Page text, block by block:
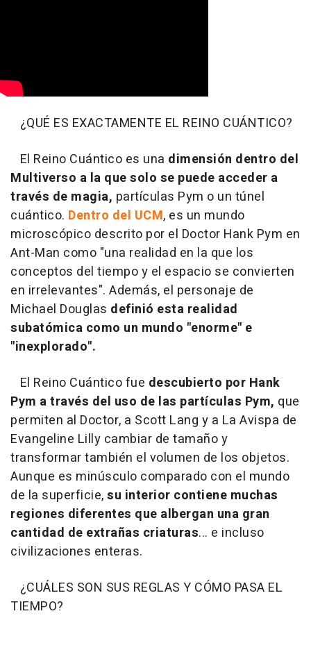
¿QUÉ ES EXACTAMENTE EL REINO CUÁNTICO?
El Reino Cuántico es una dimensión dentro del
Multiverso a la que solo se puede acceder a
través de magia, partículas Pym o un túnel
cuántico. Dentro del UCM, es un mundo
microscópico descrito por el Doctor Hank Pym en
Ant-Man como "una realidad en la que los
conceptos del tiempo y el espacio se convierten
en irrelevantes". Además, el personaje de
Michael Douglas definió esta realidad
subatómica como un mundo "enorme" e
"inexplorado".
El Reino Cuántico fue descubierto por Hank
Pym a través del uso de las partículas Pym, que
permiten al Doctor, a Scott Lang y a La Avispa de
Evangeline Lilly cambiar de tamaño y
transformar también el volumen de los objetos.
Aunque es minúsculo comparado con el mundo
de la superficie,su interior contiene muchas
regiones diferentes que albergan una gran
cantidad de extrañas criaturas... e incluso
civilizaciones enteras.
¿CUÁLES SON SUS REGLAS Y CÓMO PASA EL
TIEMPO?